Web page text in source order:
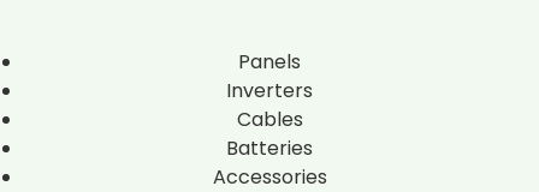
Panels
Inverters
Cables
Batteries
Accessories